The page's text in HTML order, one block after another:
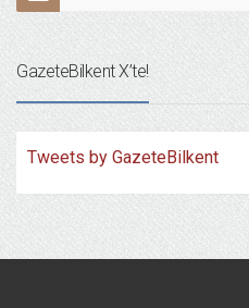
GazeteBilkent X’te!
Tweets by GazeteBilkent